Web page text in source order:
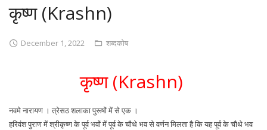
पूजायें
कृष्ण (Krashn)
December 1, 2022 शब्दकोष
कृष्ण (Krashn)
नवमे नारायण । त्रेसठ शलाका पुरूषों में से एक ।
हरिवंश पुराण में श्रीकृष्ण के पूर्व भवों में पूर्व के चौथे भव से वर्णन मिलता है कि यह पूर्व के चौथे भव